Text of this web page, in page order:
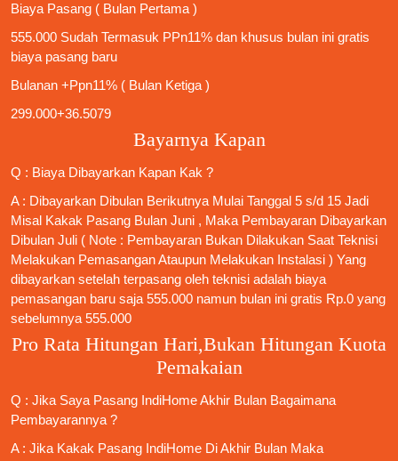
Biaya Pasang ( Bulan Pertama )
555.000 Sudah Termasuk PPn11% dan khusus bulan ini gratis
biaya pasang baru
Bulanan +Ppn11% ( Bulan Ketiga )
299.000+36.5079
Bayarnya Kapan
Q : Biaya Dibayarkan Kapan Kak ?
A : Dibayarkan Dibulan Berikutnya Mulai Tanggal 5 s/d 15 Jadi
Misal Kakak Pasang Bulan Juni , Maka Pembayaran Dibayarkan
Dibulan Juli ( Note : Pembayaran Bukan Dilakukan Saat Teknisi
Melakukan Pemasangan Ataupun Melakukan Instalasi ) Yang
dibayarkan setelah terpasang oleh teknisi adalah biaya
pemasangan baru saja 555.000 namun bulan ini gratis Rp.0 yang
sebelumnya 555.000
Pro Rata Hitungan Hari,Bukan Hitungan Kuota
Pemakaian
Q : Jika Saya Pasang IndiHomeAkhir Bulan Bagaimana
Pembayarannya ?
A : Jika Kakak Pasang IndiHome Di Akhir Bulan Maka